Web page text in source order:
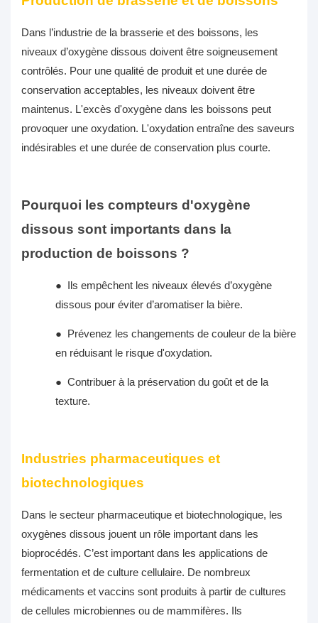
Dans l’industrie de la brasserie et des boissons, les
niveaux d’oxygène dissous doivent être soigneusement
contrôlés. Pour une qualité de produit et une durée de
conservation acceptables, les niveaux doivent être
maintenus. L'excès d'oxygène dans les boissons peut
provoquer une oxydation. L'oxydation entraîne des saveurs
indésirables et une durée de conservation plus courte.
Pourquoi les compteurs d'oxygène
dissous sont importants dans la
production de boissons ?
● Ils empêchent les niveaux élevés d’oxygène
dissous pour éviter d’aromatiser la bière.
● Prévenez les changements de couleur de la bière
en réduisant le risque d'oxydation.
● Contribuer à la préservation du goût et de la
texture.
Industries pharmaceutiques et
biotechnologiques
Dans le secteur pharmaceutique et biotechnologique, les
oxygènes dissous jouent un rôle important dans les
bioprocédés. C’est important dans les applications de
fermentation et de culture cellulaire. De nombreux
médicaments et vaccins sont produits à partir de cultures
de cellules microbiennes ou de mammifères. Ils